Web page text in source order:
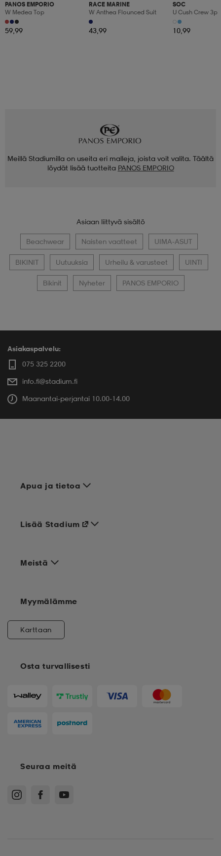
PANOS EMPORIO
W Medea Top
59,99
RACE MARINE
W Anthea Flounced Suit
43,99
SOC
U Cush Crew 3p
10,99
Meillä Stadiumilla on useita eri malleja, joista voit valita. Täältä
löydät lisää tuotteita PANOS EMPORIO
Asiaan liittyvä sisältö
Beachwear Naisten vaatteet UIMA-ASUT
BIKINIT Uutuuksia Urheilu & varusteet UINTI
Bikinit Nyheter PANOS EMPORIO
Asiakaspalvelu:
075 325 2200
info.fi@stadium.fi
Maanantai-perjantai 10.00-14.00
Apua ja tietoa
Meistä
Osta turvallisesti
Lisää Stadium
Myymälämme
Karttaan
Seuraa meitä